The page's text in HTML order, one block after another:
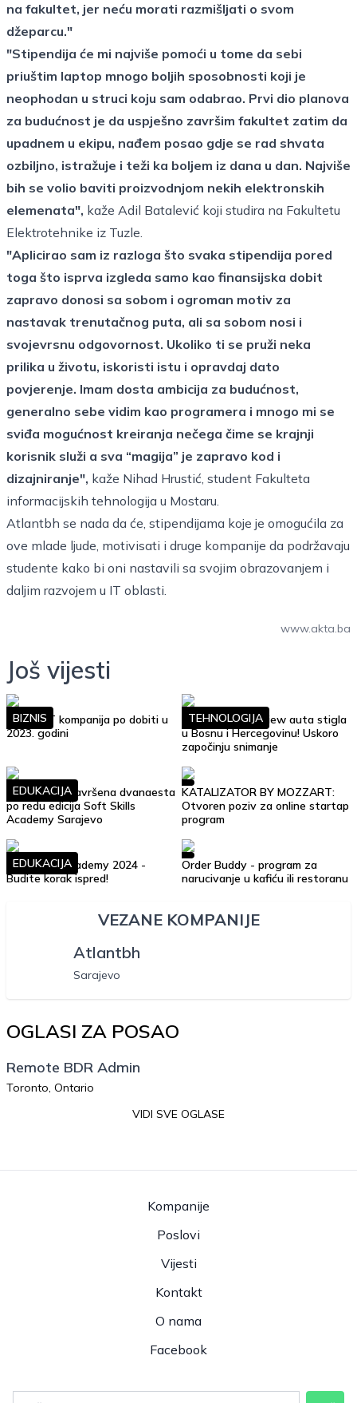
na fakultet, jer neću morati razmišljati o svom
džeparcu."
"Stipendija će mi najviše pomoći u tome da sebi
priuštim laptop mnogo boljih sposobnosti koji je
neophodan u struci koju sam odabrao. Prvi dio planova
za budućnost je da uspješno završim fakultet zatim da
upadnem u ekipu, nađem posao gdje se rad shvata
ozbiljno, istražuje i teži ka boljem iz dana u dan. Najviše
bih se volio baviti proizvodnjom nekih elektronskih
elemenata", kaže Adil Batalević koji studira na Fakultetu
Elektrotehnike iz Tuzle.
"Aplicirao sam iz razloga što svaka stipendija pored
toga što isprva izgleda samo kao finansijska dobit
zapravo donosi sa sobom i ogroman motiv za
nastavak trenutačnog puta, ali sa sobom nosi i
svojevrsnu odgovornost. Ukoliko ti se pruži neka
prilika u životu, iskoristi istu i opravdaj dato
povjerenje. Imam dosta ambicija za budućnost,
generalno sebe vidim kao programera i mnogo mi se
sviđa mogućnost kreiranja nečega čime se krajnji
korisnik služi a sva “magija” je zapravo kod i
dizajniranje", kaže Nihad Hrustić, student Fakulteta
informacijskih tehnologija u Mostaru.
Atlantbh se nada da će, stipendijama koje je omogućila za
ove mlade ljude, motivisati i druge kompanije da podržavaju
studente kako bi oni nastavili sa svojim obrazovanjem i
daljim razvojem u IT oblasti.
www.akta.ba
Još vijesti
Top 10 IT kompanija po dobiti u
2023. godini
BIZNIS
Google Street View auta stigla
u Bosnu i Hercegovinu! Uskoro
započinju snimanje
TEHNOLOGIJA
Uspješno je završena dvanaesta
po redu edicija Soft Skills
Academy Sarajevo
EDUKACIJA
KATALIZATOR BY MOZZART:
Otvoren poziv za online startap
program
Soft Skills Academy 2024 -
Budite korak ispred!
EDUKACIJA
Order Buddy - program za
narucivanje u kafiću ili restoranu
VEZANE KOMPANIJE
Atlantbh
Sarajevo
OGLASI ZA POSAO
Remote BDR Admin
Toronto, Ontario
VIDI SVE OGLASE
Kompanije
Poslovi
Vijesti
Kontakt
O nama
Facebook